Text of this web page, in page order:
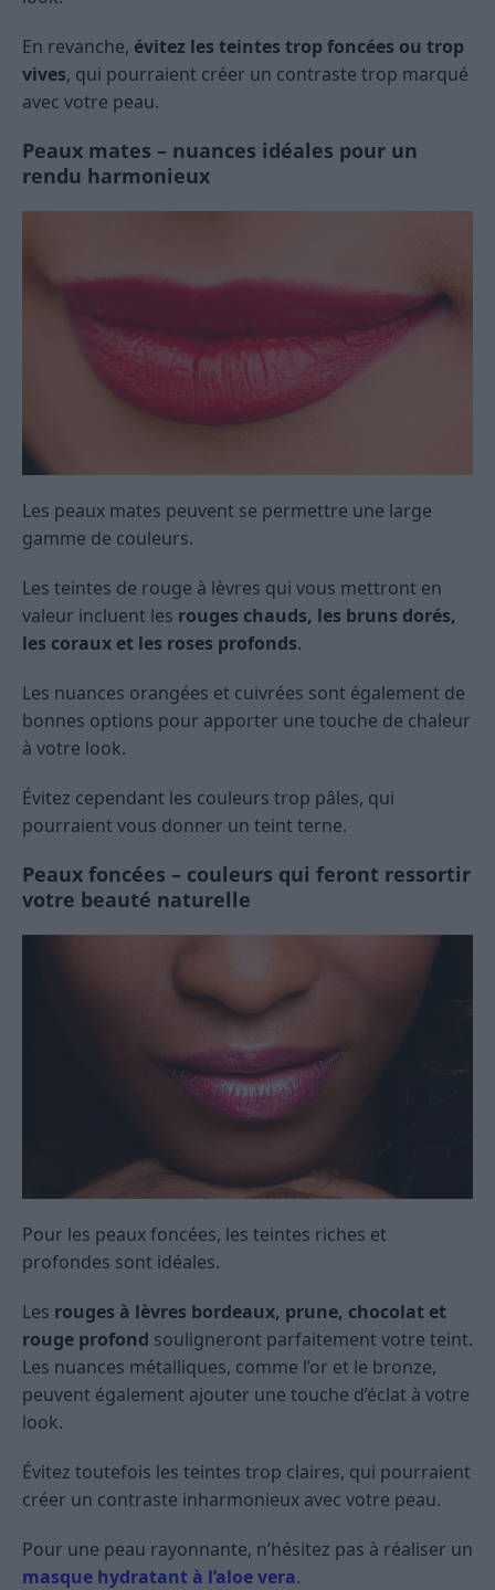
En revanche, évitez les teintes trop foncées ou trop
vives, qui pourraient créer un contraste trop marqué
avec votre peau.
Peaux mates – nuances idéales pour un
rendu harmonieux
Les peaux mates peuvent se permettre une large
gamme de couleurs.
Les teintes de rouge à lèvres qui vous mettront en
valeur incluent les rouges chauds, les bruns dorés,
les coraux et les roses profonds.
Les nuances orangées et cuivrées sont également de
bonnes options pour apporter une touche de chaleur
à votre look.
Évitez cependant les couleurs trop pâles, qui
pourraient vous donner un teint terne.
Peaux foncées – couleurs qui feront ressortir
votre beauté naturelle
Pour les peaux foncées, les teintes riches et
profondes sont idéales.
Les rouges à lèvres bordeaux, prune, chocolat et
rouge profond souligneront parfaitement votre teint.
Les nuances métalliques, comme l’or et le bronze,
peuvent également ajouter une touche d’éclat à votre
look.
Évitez toutefois les teintes trop claires, qui pourraient
créer un contraste inharmonieux avec votre peau.
Pour une peau rayonnante, n’hésitez pas à réaliser un
masque hydratant à l’aloe vera.